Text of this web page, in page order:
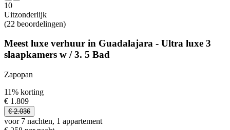
10
Uitzonderlijk
(22 beoordelingen)
Meest luxe verhuur in Guadalajara - Ultra luxe 3
slaapkamers w / 3. 5 Bad
Zapopan
11% korting
€ 1.809
€ 2.036
voor 7 nachten, 1 appartement